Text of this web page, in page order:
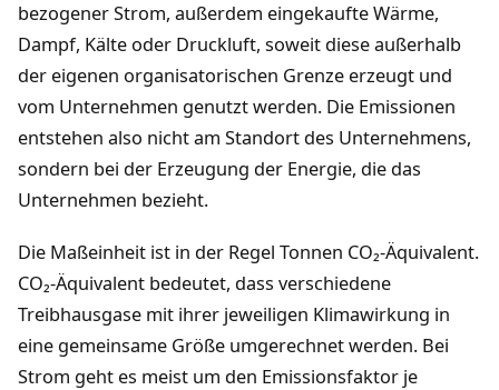
bezogener Strom, außerdem eingekaufte Wärme,
Dampf, Kälte oder Druckluft, soweit diese außerhalb
der eigenen organisatorischen Grenze erzeugt und
vom Unternehmen genutzt werden. Die Emissionen
entstehen also nicht am Standort des Unternehmens,
sondern bei der Erzeugung der Energie, die das
Unternehmen bezieht.
Die Maßeinheit ist in der Regel Tonnen CO₂-Äquivalent.
CO₂-Äquivalent bedeutet, dass verschiedene
Treibhausgase mit ihrer jeweiligen Klimawirkung in
eine gemeinsame Größe umgerechnet werden. Bei
Strom geht es meist um den Emissionsfaktor je